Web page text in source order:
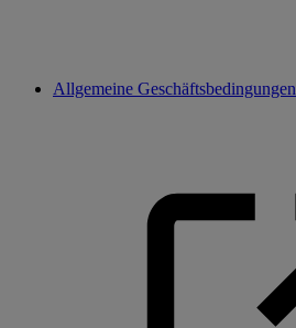
Allgemeine Geschäftsbedingungen